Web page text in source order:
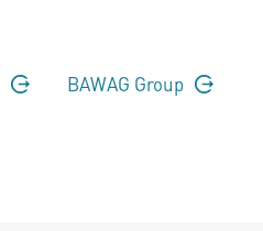
BAWAG Group